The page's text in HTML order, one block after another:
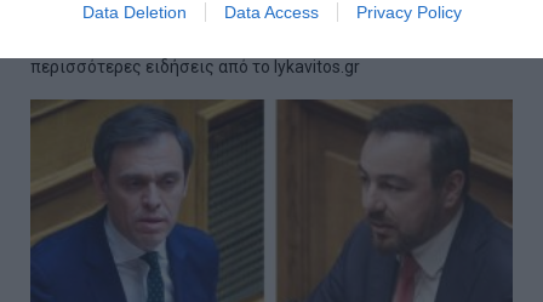
Data Deletion Data Access Privacy Policy
διαβάστε επίσης
περισσότερες ειδήσεις από το lykavitos.gr